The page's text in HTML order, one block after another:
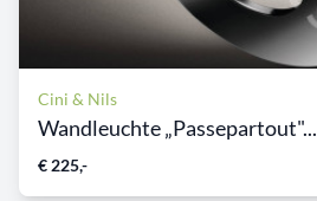
Cini & Nils
Wandleuchte „Passepartout"...
€ 225,-